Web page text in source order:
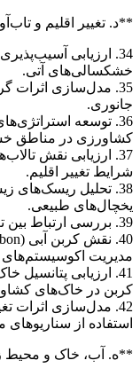
**د. تغییر اقلیم و
34. ارزیابی
خشکسالی‌های آتی.
35. مدل‌سازی اثرات
جانوری.
36. توسعه
کشاورزی در مناطق
37. ارزیابی نقش
شرایط تغییر اقلیم.
38. تحلیل
یخچال‌های طبیعی.
39. بررسی ارتباط بین تغییرات اقلیمی و شیوع بیماری‌های نوظهور.
مدیریت
41. ارزیابی
کربن در خاک‌های
42. مدل‌سازی اثرات
استفاده از
**ه. آب، خاک و